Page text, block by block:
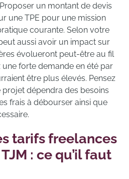
un montant de devis
une TPE pour une mission
courante. Selon votre
aussi avoir un impact sur
évolueront peut-être au fil
une forte demande en été par
être plus élevés. Pensez
dépendra des besoins
frais à débourser ainsi que
tarifs freelances
: ce qu’il faut